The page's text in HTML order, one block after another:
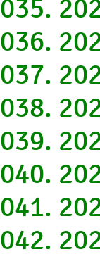
035.
036.
037.
038.
039.
040.
041.
042.